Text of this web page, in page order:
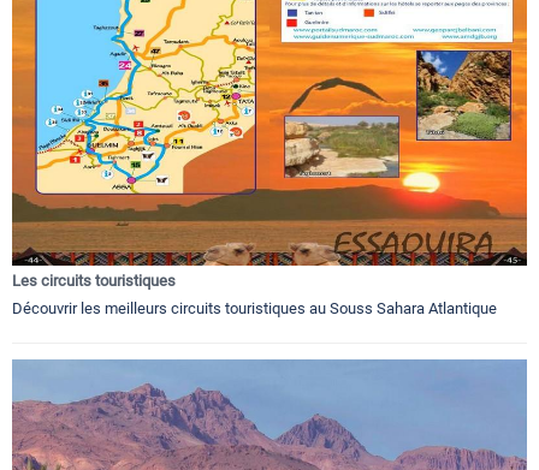
Les circuits touristiques
Découvrir les meilleurs circuits touristiques au Souss Sahara Atlantique